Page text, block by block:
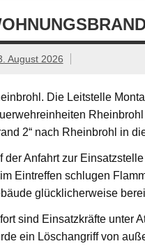
August 2026
Die Leitstelle
2“ nach Rheinbrohl in
der Anfahrt zur
Eintreffen schlugen
glücklicherweise
sind Einsatzkräfte unter
ein Löschangriff von